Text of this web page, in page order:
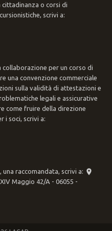
o corsi di
scrivi a:
collaborazione per un corso di
una convenzione commerciale
sulla validità di attestazioni e
legali e assicurative
come fruire della direzione
i soci, scrivi a:
raccomandata, scrivi a:
Maggio 42/A - 06055 -